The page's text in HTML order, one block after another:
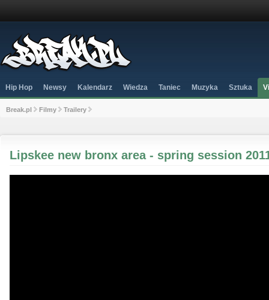
Hip Hop Newsy Kalendarz Wiedza Taniec Muzyka Sztuka
Break.pl Filmy Trailery
Lipskee new bronx area - spring session